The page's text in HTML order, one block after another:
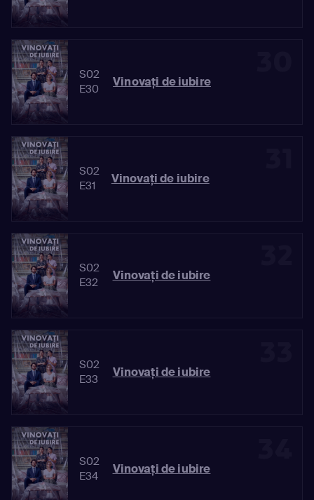
S02
E30
Vinovaţi de iubire
S02
E31
Vinovaţi de iubire
S02
E32
Vinovaţi de iubire
S02
E33
Vinovaţi de iubire
S02
E34
Vinovaţi de iubire